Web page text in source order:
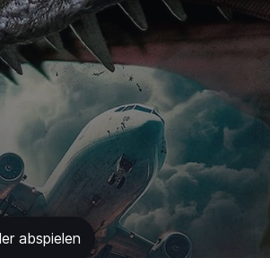
Literaturverfilmungen
Komödien mit Lachgarantie!
Das Meer
Intelligente Komödien
abspielen